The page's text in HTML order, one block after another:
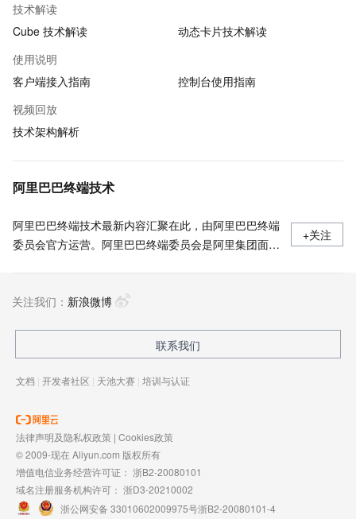
技术解读
Cube 技术解读
动态卡片技术解读
使用说明
客户端接入指南
控制台使用指南
视频回放
技术架构解析
阿里巴巴终端技术
阿里巴巴终端技术最新内容汇聚在此，由阿里巴巴终端
委员会官方运营。阿里巴巴终端委员会是阿里集团面向
策略和目标并落地执行，推动终端技术发展，帮助工程
巴终端域的官方公众号：阿里巴巴终端技术，欢迎关
注。
+关注
关注我们： 新浪微博
联系我们
文档 | 开发者社区 | 天池大赛 | 培训与认证
法律声明及隐私权政策 | Cookies政策
© 2009-现在 Aliyun.com 版权所有
增值电信业务经营许可证： 浙B2-20080101
域名注册服务机构许可： 浙D3-20210002
浙公网安备 33010602009975号浙B2-20080101-4